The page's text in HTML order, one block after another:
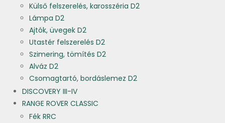
Külső felszerelés, karosszéria D2
Lámpa D2
Ajtók, üvegek D2
Utastér felszerelés D2
Szimering, tömítés D2
Alváz D2
Csomagtartó, bordáslemez D2
DISCOVERY III-IV
RANGE ROVER CLASSIC
Fék RRC